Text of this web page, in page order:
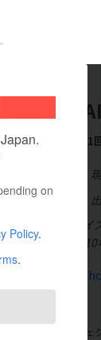
注目のリ
ェット
活性化
on
Policy.
.
ワイズ
これまでに1
出身国：日本
竹村志保（ワ
す。 これまで
プロジェ